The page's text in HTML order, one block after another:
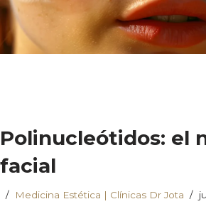
Polinucleótidos: el
facial
Medicina Estética | Clínicas Dr Jota